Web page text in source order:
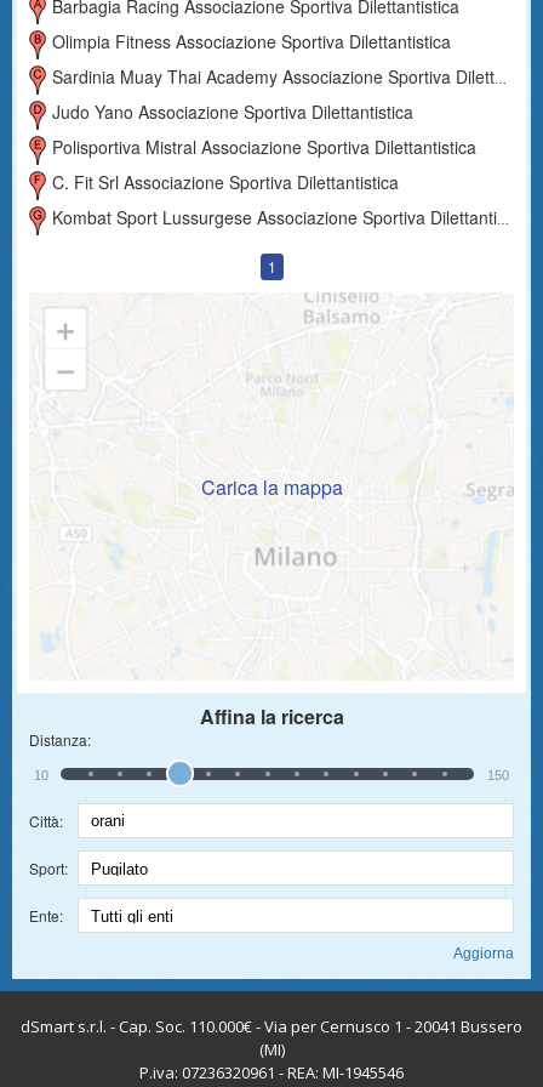
Barbagia Racing Associazione Sportiva Dilettantistica
Olimpia Fitness Associazione Sportiva Dilettantistica
Sardinia Muay Thai Academy Associazione Sportiva Dilettantistica
Judo Yano Associazione Sportiva Dilettantistica
Polisportiva Mistral Associazione Sportiva Dilettantistica
C. Fit Srl Associazione Sportiva Dilettantistica
Kombat Sport Lussurgese Associazione Sportiva Dilettantistica
1
Carica la mappa
Affina la ricerca
Distanza:
10 150
Città:
Sport:
Ente:
dSmart s.r.l. - Cap. Soc. 110.000€ - Via per Cernusco 1 - 20041 Bussero
(MI)
P.iva: 07236320961 - REA: MI-1945546